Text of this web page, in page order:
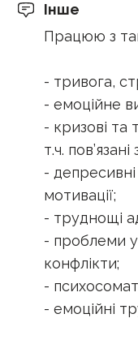
Інше
Працюю з
- тривога,
- емоційне
- кризові та
т.ч.
-
мотивації;
- труднощі
- проблеми у
конфлікти;
-
- емоційні